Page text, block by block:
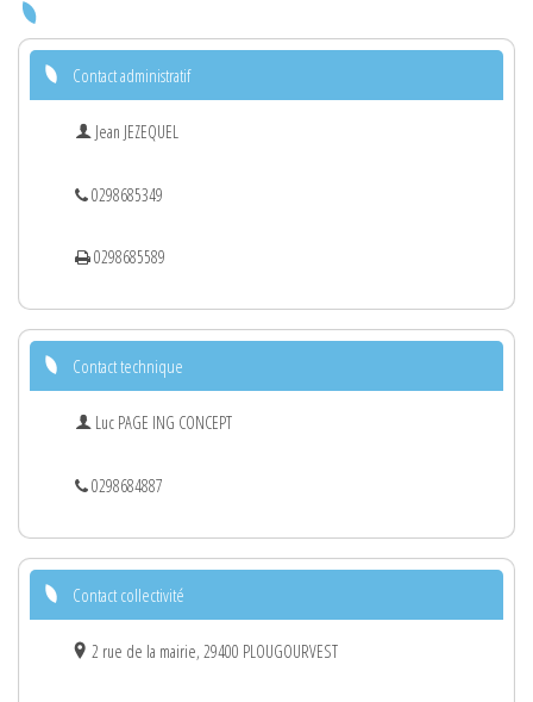
Contact administratif
Jean JEZEQUEL
0298685349
0298685589
Contact technique
Luc PAGE ING CONCEPT
0298684887
Contact collectivité
2 rue de la mairie, 29400 PLOUGOURVEST